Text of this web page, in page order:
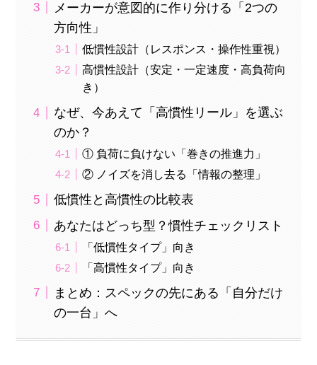
メーカーが意図的に作り分ける「2つの
方向性」
低慣性設計（レスポンス・操作性重視）
高慣性設計（安定・一定速度・高負荷向
き）
なぜ、今あえて「高慣性リール」を選ぶ
のか？
① 負荷に負けない「巻きの推進力」
② ノイズを消し去る「情報の整理」
低慣性と高慣性の比較表
あなたはどっち型？慣性チェックリスト
「低慣性タイプ」向き
「高慣性タイプ」向き
まとめ：スペックの先にある「自分だけ
の一台」へ